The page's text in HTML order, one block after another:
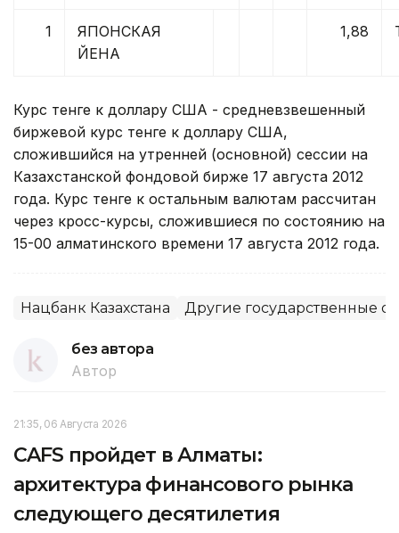
1
ЯПОНСКАЯ
ЙЕНА
1,88
Курс тенге к доллару США - средневзвешенный
биржевой курс тенге к доллару США,
сложившийся на утренней (основной) сессии на
Казахстанской фондовой бирже 17 августа 2012
года. Курс тенге к остальным валютам рассчитан
через кросс-курсы, сложившиеся по состоянию на
15-00 алматинского времени 17 августа 2012 года.
Нацбанк Казахстана Другие государственные
без автора
Автор
21:35, 06 Августа 2026
CAFS пройдет в Алматы:
архитектура финансового рынка
следующего десятилетия